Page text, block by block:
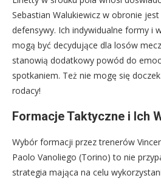
Sebastian Walukiewicz w obronie
defensywy. Ich indywidualne formy i
mogą być decydujące dla losów
stanowią dodatkowy powód do
spotkaniem. Też nie mogę się
rodacy!
Formacje Taktyczne i Ich
Wybór formacji przez trenerów
Paolo Vanoliego (Torino) to nie
strategia mająca na celu